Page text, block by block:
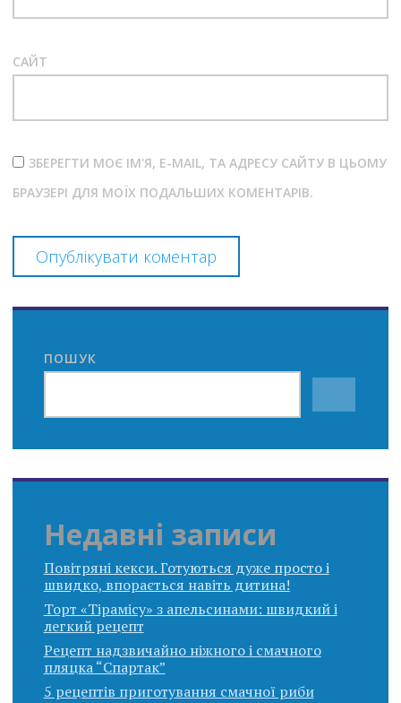
САЙТ
ЗБЕРЕГТИ МОЄ ІМ'Я, E-MAIL, ТА АДРЕСУ САЙТУ В ЦЬОМУ
БРАУЗЕРІ ДЛЯ МОЇХ ПОДАЛЬШИХ КОМЕНТАРІВ.
ПОШУК
Недавні записи
Повітряні кекси. Готуються дуже просто і
швидко, впорається навіть дитина!
Торт «Тірамісу» з апельсинами: швидкий і
легкий рецепт
Рецепт надзвичайно ніжного і смачного
пляцка “Спартак”
5 рецептів приготування смачної риби